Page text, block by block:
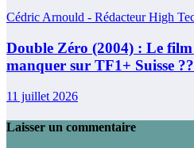
Cédric Arnould - Rédacteur High
Double Zéro (2004) : Le film
manquer sur TF1+ Suisse
11 juillet 2026
Laisser un commentaire